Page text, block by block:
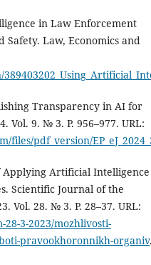
in Law Enforcement
Law, Economics and
Transparency in AI for
Vol. 9. № 3. Р. 956–977. URL:
pdf_version/
Applying Artificial Intelligence
Scientific Journal of the
Vol. 28. № 3. Р. 28–37. URL:
3-2023/mozhlivosti-
pravookhoronnikh-organiv.